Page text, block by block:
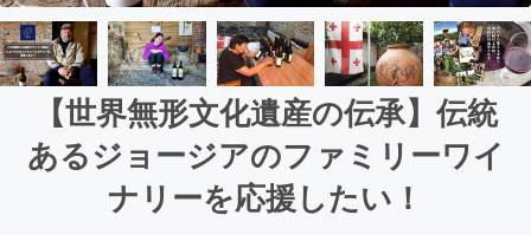
【世界無形文化遺産の伝承】伝統
あるジョージアのファミリーワイ
ナリーを応援したい！